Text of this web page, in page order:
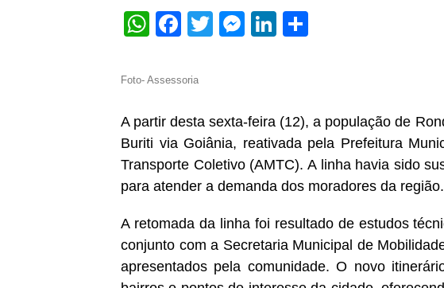
WhatsApp
Facebook
TwitterMessenger
LinkedIn
Foto- Assessoria
A partir desta sexta-feira (12), a população de
Buriti via Goiânia, reativada pela Prefeitura
Transporte Coletivo (AMTC). A linha havia sido
para atender a demanda dos moradores da região.
A retomada da linha foi resultado de estudos
conjunto com a Secretaria Municipal de
apresentados pela comunidade. O novo